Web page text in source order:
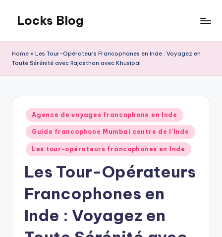
content
Locks Blog
you
Home » Les Tour-Opérateurs Francophones en Inde : Voyagez en
Toute Sérénité avec Rajasthan avec Khusipal
Posted
in
Agence de voyages francophone en Inde
Guide francophone Mumbai centre de l’Inde
Les tour-opérateurs francophones en Inde
Les Tour-Opérateurs
Francophones en
Inde : Voyagez en